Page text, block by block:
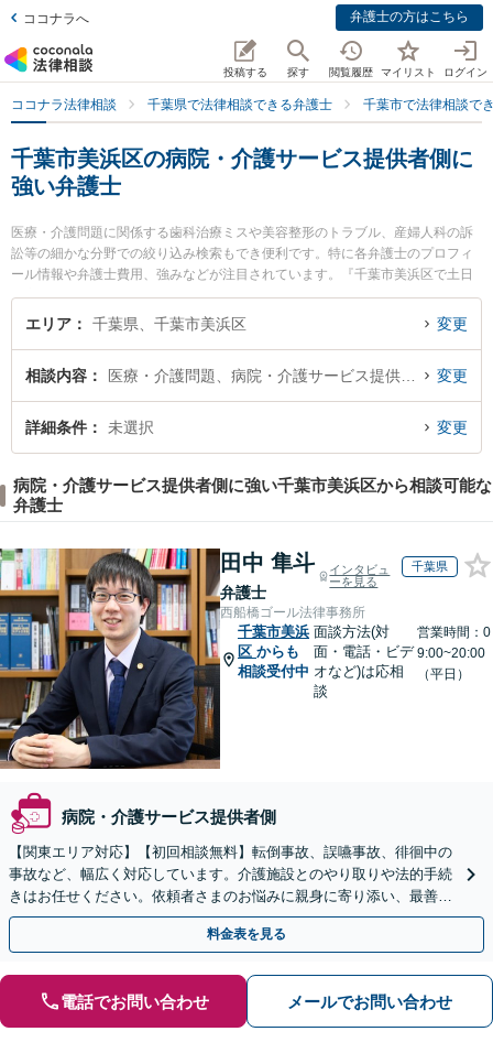
ココナラへ 弁護士の方はこちら
投稿する 探す 閲覧履歴 マイリスト ログイン
ココナラ法律相談 千葉県で法律相談できる弁護士 千葉市で法律相談で
千葉市美浜区の病院・介護サービス提供者側に
強い弁護士
医療・介護問題に関係する歯科治療ミスや美容整形のトラブル、産婦人科の訴
訟等の細かな分野での絞り込み検索もでき便利です。特に各弁護士のプロフィ
ール情報や弁護士費用、強みなどが注目されています。『千葉市美浜区で土日
や夜間に発生した病院・介護サービス提供者側のトラブルを今すぐに弁護士に
相談したい』『病院・介護サービス提供者側のトラブル解決の実績豊富な近く
さんにおすすめです。
エリア 千葉県、千葉市美浜区 変更
相談内容 変更
詳細条件 未選択 変更
病院・介護サービス提供者側に強い千葉市美浜区から相談可能な
弁護士
田中 隼斗
弁護士
インタビュ
ーを見る
千葉県
西船橋ゴール法律事務所
千葉市美浜
区 からも
相談受付中
面談方法(対
面・電話・ビデ
オなど)は応相
談
営業時間：0
9:00~20:00
（平日）
病院・介護サービス提供者側
【関東エリア対応】【初回相談無料】転倒事故、誤嚥事故、徘徊中の
事故など、幅広く対応しています。介護施設とのやり取りや法的手続
きはお任せください。依頼者さまのお悩みに親身に寄り添い、最善の
結果が得られるように尽力いたします。
料金表を見る
電話でお問い合わせ メールでお問い合わせ